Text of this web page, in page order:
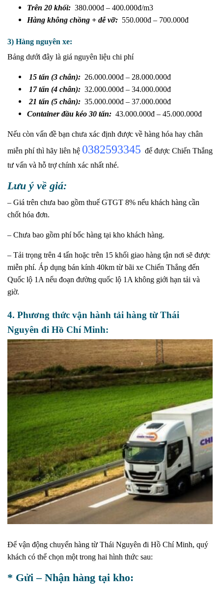
Trên 20 khối: 380.000đ – 400.000đ/m3
Hàng không chồng + dễ vỡ: 550.000đ – 700.000đ
3) Hàng nguyên xe:
Bảng dưới đây là giá nguyên liệu chi phí
15 tấn (3 chân): 26.000.000đ – 28.000.000đ
17 tấn (4 chân): 32.000.000đ – 34.000.000đ
21 tấn (5 chân): 35.000.000đ – 37.000.000đ
Container đầu kéo 30 tấn: 43.000.000đ – 45.000.000đ
Nếu còn vấn đề bạn chưa xác định được về hàng hóa hay chân
miễn phí thì hãy liên hệ 0382593345 để được Chiến Thắng
tư vấn và hỗ trợ chính xác nhất nhé.
Lưu ý về giá:
– Giá trên chưa bao gồm thuế GTGT 8% nếu khách hàng cần
chốt hóa đơn.
– Chưa bao gồm phí bốc hàng tại kho khách hàng.
– Tải trọng trên 4 tấn hoặc trên 15 khối giao hàng tận nơi sẽ được
miễn phí. Áp dụng bán kính 40km từ bãi xe Chiến Thắng đến
Quốc lộ 1A nếu đoạn đường quốc lộ 1A không giới hạn tải và
giờ.
4. Phương thức vận hành tải hàng từ Thái
Nguyên đi Hồ Chí Minh:
Để vận động chuyển hàng từ Thái Nguyên đi Hồ Chí Minh, quý
khách có thể chọn một trong hai hình thức sau:
* Gửi – Nhận hàng tại kho: